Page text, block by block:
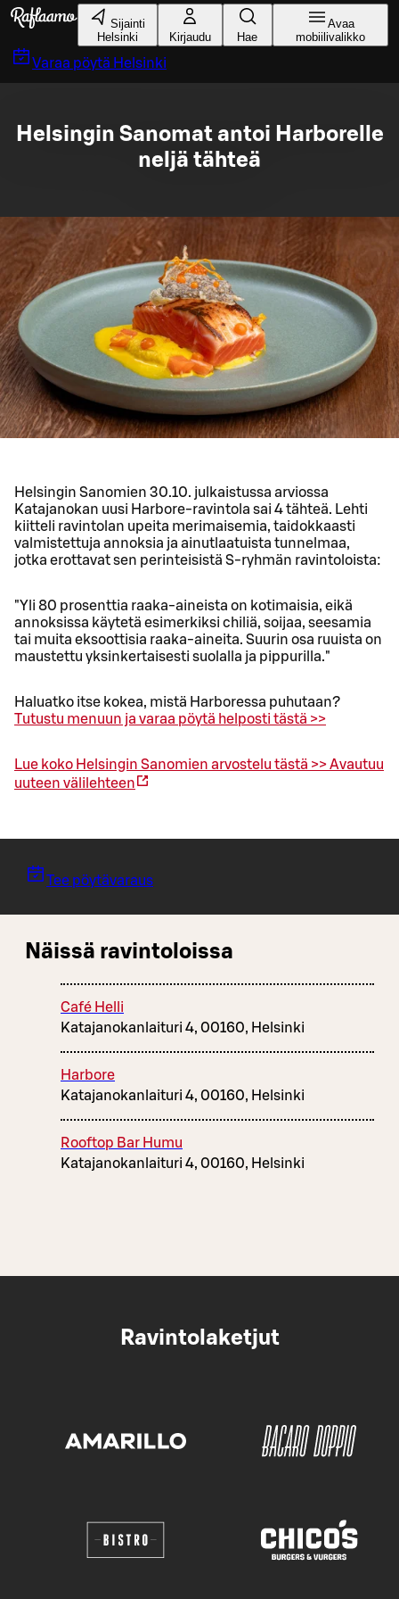
Siirry pääsisältöön
Sijainti
Helsinki
Kirjaudu Hae
Avaa
mobiilivalikko
Varaa pöytä Helsinki
Helsingin Sanomat antoi Harborelle
neljä tähteä
Helsingin Sanomien 30.10. julkaistussa arviossa
Katajanokan uusi Harbore-ravintola sai 4 tähteä. Lehti
kiitteli ravintolan upeita merimaisemia, taidokkaasti
valmistettuja annoksia ja ainutlaatuista tunnelmaa,
jotka erottavat sen perinteisistä S-ryhmän ravintoloista:
"Yli 80 prosenttia raaka-aineista on kotimaisia, eikä
annoksissa käytetä esimerkiksi chiliä, soijaa, seesamia
tai muita eksoottisia raaka-aineita. Suurin osa ruuista on
maustettu yksinkertaisesti suolalla ja pippurilla."
Haluatko itse kokea, mistä Harboressa puhutaan?
Tutustu menuun ja varaa pöytä helposti tästä >>
Lue koko Helsingin Sanomien arvostelu tästä >>Avautuu
uuteen välilehteen
Tee pöytävaraus
Näissä ravintoloissa
Café Helli
Katajanokanlaituri 4, 00160, Helsinki
Harbore
Katajanokanlaituri 4, 00160, Helsinki
Rooftop Bar Humu
Katajanokanlaituri 4, 00160, Helsinki
Ravintolaketjut